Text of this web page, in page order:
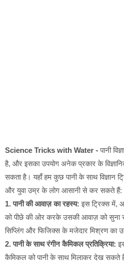
Science Tricks with Water -पानी
है, और इसका उपयोग अनेक प्रकार के
सकता है। यहाँ हम कुछ पानी के साथ विज्ञान
और युवा उम्र के लोग आसानी से कर सकते हैं:
1. पानी की आवाज़ का रहस्य: इस ट्रिक्स में,
को पीछे की ओर करके उसकी आवाज़ को सुना
सिप्लिंग और फिजिक्स के मजेदार मिश्रण का
2. पानी के साथ रंगीन कैमिकल प्रतिक्रिया:
कैमिकल को पानी के साथ मिलाकर देख सकते